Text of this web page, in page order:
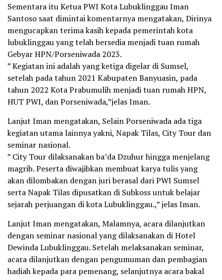
Sementara itu Ketua PWI Kota Lubuklinggau Iman
Santoso saat dimintai komentarnya mengatakan, Dirinya
mengucapkan terima kasih kepada pemerintah kota
lubuklinggau yang telah bersedia menjadi tuan rumah
Gebyar HPN/Porseniwada 2023.
” Kegiatan ini adalah yang ketiga digelar di Sumsel,
setelah pada tahun 2021 Kabupaten Banyuasin, pada
tahun 2022 Kota Prabumulih menjadi tuan rumah HPN,
HUT PWI, dan Porseniwada,”jelas Iman.
Lanjut Iman mengatakan, Selain Porseniwada ada tiga
kegiatan utama lainnya yakni, Napak Tilas, City Tour dan
seminar nasional.
” City Tour dilaksanakan ba’da Dzuhur hingga menjelang
magrib. Peserta diwajibkan membuat karya tulis yang
akan dilombakan dengan juri berasal dari PWI Sumsel
serta Napak Tilas dipusatkan di Subkoss untuk belajar
sejarah perjuangan di kota Lubuklinggau.,” jelas Iman.
Lanjut Iman mengatakan, Malamnya, acara dilanjutkan
dengan seminar nasional yang dilaksanakan di Hotel
Dewinda Lubuklinggau. Setelah melaksanakan seminar,
acara dilanjutkan dengan pengumuman dan pembagian
hadiah kepada para pemenang, selanjutnya acara bakal